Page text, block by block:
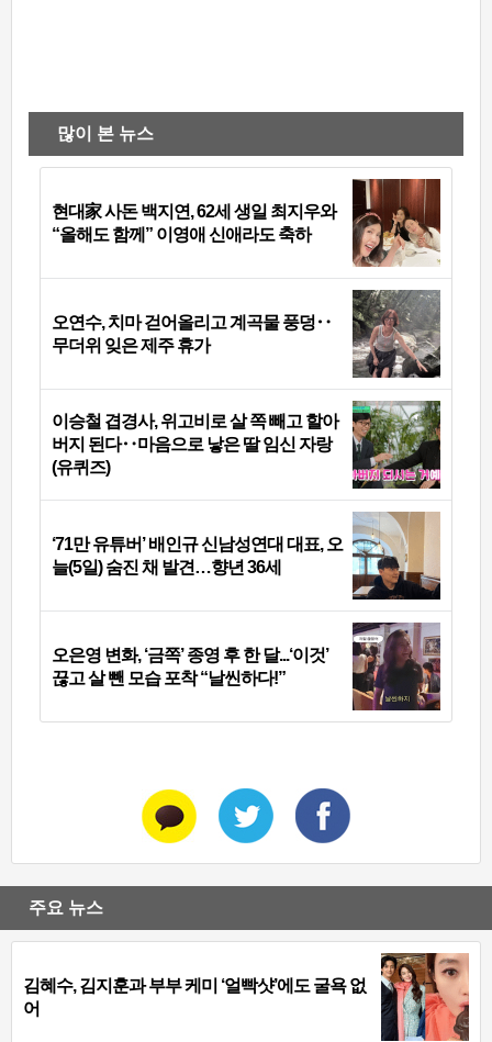
많이 본 뉴스
현대家 사돈 백지연, 62세 생일 최지우와
“올해도 함께” 이영애 신애라도 축하
오연수, 치마 걷어올리고 계곡물 풍덩‥
무더위 잊은 제주 휴가
이승철 겹경사, 위고비로 살 쪽 빼고 할아
버지 된다‥마음으로 낳은 딸 임신 자랑
(유퀴즈)
‘71만 유튜버’ 배인규 신남성연대 대표, 오
늘(5일) 숨진 채 발견…향년 36세
오은영 변화, ‘금쪽’ 종영 후 한 달...‘이것’
끊고 살 뺀 모습 포착 “날씬하다!”
주요 뉴스
김혜수, 김지훈과 부부 케미 ‘얼빡샷’에도 굴욕 없
어